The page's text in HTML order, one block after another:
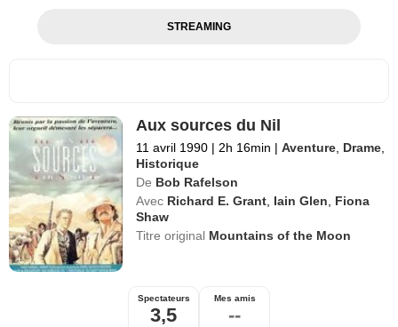
STREAMING
Aux sources du Nil
11 avril 1990 | 2h 16min | Aventure, Drame,
Historique
De Bob Rafelson
Avec Richard E. Grant, Iain Glen, Fiona
Shaw
Titre original Mountains of the Moon
Spectateurs
3,5
Mes amis
--